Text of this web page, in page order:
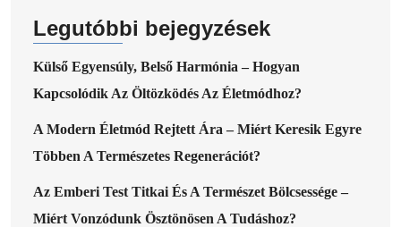
Legutóbbi bejegyzések
Külső Egyensúly, Belső Harmónia – Hogyan
Kapcsolódik Az Öltözködés Az Életmódhoz?
A Modern Életmód Rejtett Ára – Miért Keresik Egyre
Többen A Természetes Regenerációt?
Az Emberi Test Titkai És A Természet Bölcsessége –
Miért Vonzódunk Ösztönösen A Tudáshoz?